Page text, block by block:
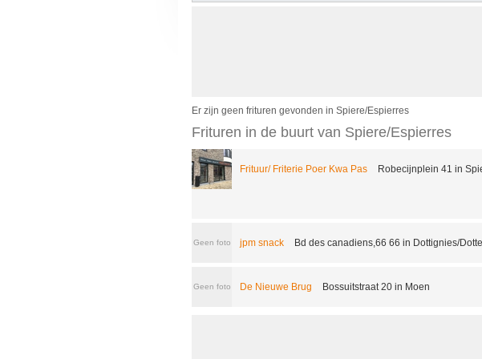
Er zijn geen frituren gevonden in Spiere/Espierres
Frituren in de buurt van Spiere/Espierres
Frituur/ Friterie Poer Kwa Pas Robecijnplein 41 in
Geen foto jpm snack Bd des canadiens,66 66 in Dottignies/
Geen foto De Nieuwe Brug Bossuitstraat 20 in Moen